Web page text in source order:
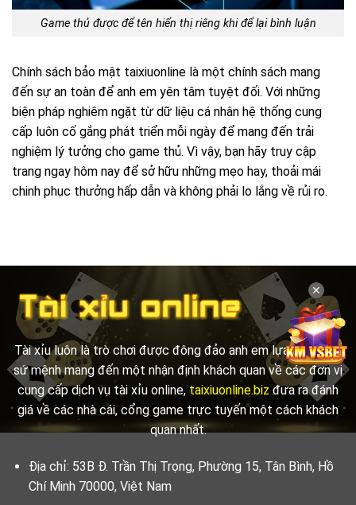
Game thủ được để tên hiển thị riêng khi để lại bình luận
Chính sách bảo mật taixiuonline là một chính sách mang
đến sự an toàn để anh em yên tâm tuyệt đối. Với những
biện pháp nghiêm ngặt từ dữ liệu cá nhân hệ thống cung
cấp luôn cố gắng phát triển mỗi ngày để mang đến trải
nghiệm lý tưởng cho game thủ. Vì vậy, bạn hãy truy cập
trang ngay hôm nay để sở hữu những mẹo hay, thoải mái
chinh phục thưởng hấp dẫn và không phải lo lắng về rủi ro.
Tài xỉu luôn là trò chơi được đông đảo anh em lựa chọn. Với
sứ mệnh mang đến một nhận định khách quan về các đơn vị
cung cấp dịch vụ tài xỉu online, taixiuonline.biz đưa ra đánh
giá về các nhà cái, cổng game trực tuyến một cách khách
quan nhất.
Địa chỉ: 53B Đ. Trần Thị Trọng, Phường 15, Tân Bình, Hồ
Chí Minh 70000, Việt Nam
✕